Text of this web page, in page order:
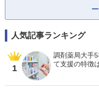
人気記事ランキング
1
調剤薬局大手
て支援の特徴